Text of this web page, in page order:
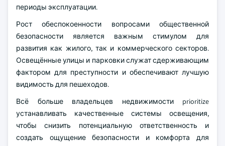
периоды эксплуатации.
Рост обеспокоенности вопросами общественной
безопасности является важным стимулом для
развития как жилого, так и коммерческого секторов.
Освещённые улицы и парковки служат сдерживающим
фактором для преступности и обеспечивают лучшую
видимость для пешеходов.
Всё больше владельцев недвижимости prioritize
устанавливать качественные системы освещения,
чтобы снизить потенциальную ответственность и
создать ощущение безопасности и комфорта для